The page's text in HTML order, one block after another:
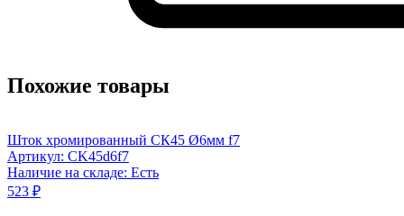
Похожие товары
Шток хромированный СК45 Ø6мм f7
Артикул: CK45d6f7
Наличие на складе: Есть
523 ₽